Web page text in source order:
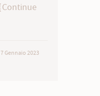
Continue
7 Gennaio 2023